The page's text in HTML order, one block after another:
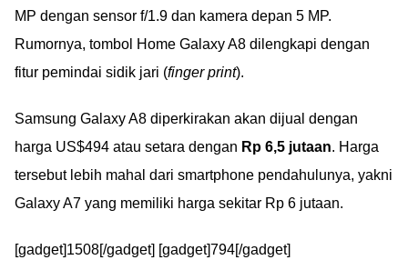
MP dengan sensor f/1.9 dan kamera depan 5 MP.
Rumornya, tombol Home Galaxy A8 dilengkapi dengan
fitur pemindai sidik jari (finger print).
Samsung Galaxy A8 diperkirakan akan dijual dengan
harga US$494 atau setara dengan Rp 6,5 jutaan. Harga
tersebut lebih mahal dari smartphone pendahulunya, yakni
Galaxy A7 yang memiliki harga sekitar Rp 6 jutaan.
[gadget]1508[/gadget] [gadget]794[/gadget]